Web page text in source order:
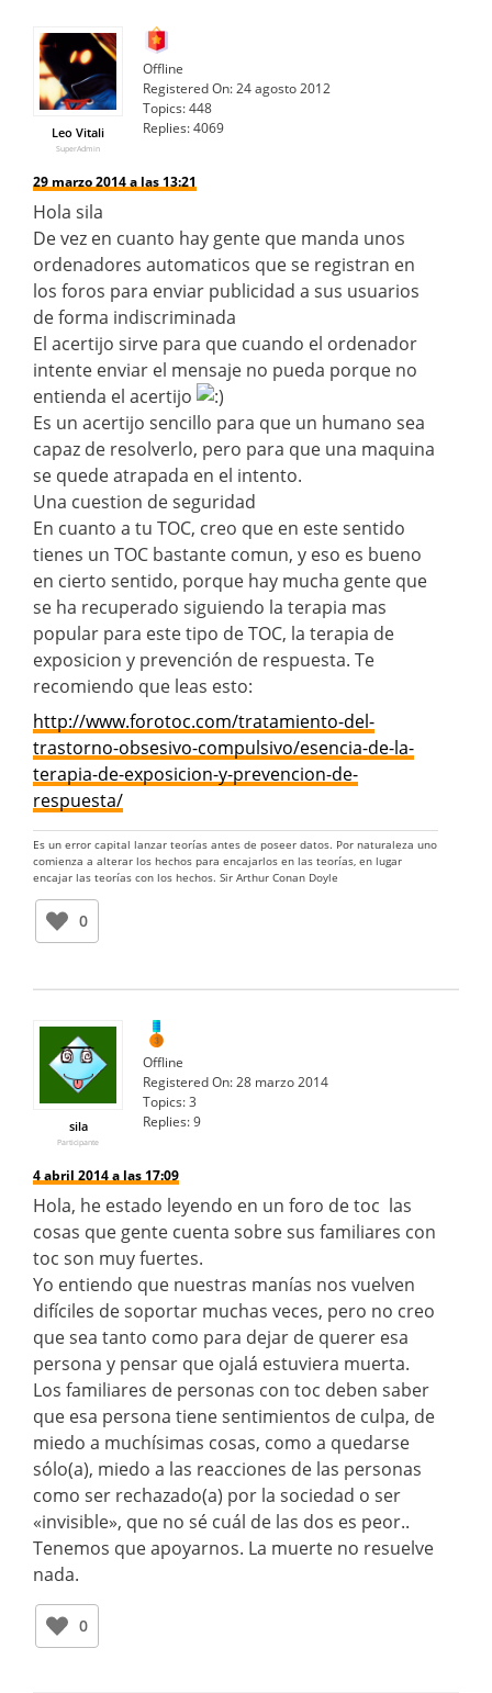
Leo Vitali
SuperAdmin
Offline
Registered On:24 agosto 2012
Topics:448
Replies:4069
29 marzo 2014 a las 13:21
Hola sila
De vez en cuanto hay gente que manda unos
ordenadores automaticos que se registran en
los foros para enviar publicidad a sus usuarios
de forma indiscriminada
El acertijo sirve para que cuando el ordenador
intente enviar el mensaje no pueda porque no
entienda el acertijo
Es un acertijo sencillo para que un humano sea
capaz de resolverlo, pero para que una maquina
se quede atrapada en el intento.
Una cuestion de seguridad
En cuanto a tu TOC, creo que en este sentido
tienes un TOC bastante comun, y eso es bueno
en cierto sentido, porque hay mucha gente que
se ha recuperado siguiendo la terapia mas
popular para este tipo de TOC, la terapia de
exposicion y prevención de respuesta. Te
recomiendo que leas esto:
http://www.forotoc.com/tratamiento-del-
trastorno-obsesivo-compulsivo/esencia-de-la-
terapia-de-exposicion-y-prevencion-de-
respuesta/
Es un error capital lanzar teorías antes de poseer datos. Por naturaleza uno
comienza a alterar los hechos para encajarlos en las teorías, en lugar
encajar las teorías con los hechos. Sir Arthur Conan Doyle
0
sila
Participante
Offline
Registered On:28 marzo 2014
Topics:3
Replies:9
4 abril 2014 a las 17:09
Hola, he estado leyendo en un foro de toc las
cosas que gente cuenta sobre sus familiares con
toc son muy fuertes.
Yo entiendo que nuestras manías nos vuelven
difíciles de soportar muchas veces, pero no creo
que sea tanto como para dejar de querer esa
persona y pensar que ojalá estuviera muerta.
Los familiares de personas con toc deben saber
que esa persona tiene sentimientos de culpa, de
miedo a muchísimas cosas, como a quedarse
sólo(a), miedo a las reacciones de las personas
como ser rechazado(a) por la sociedad o ser
«invisible», que no sé cuál de las dos es peor..
Tenemos que apoyarnos. La muerte no resuelve
nada.
0